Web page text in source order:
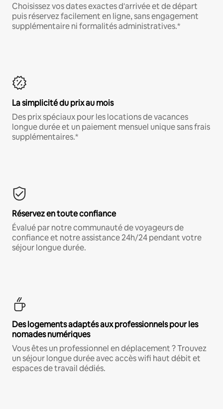
Choisissez vos dates exactes d'arrivée et de départ
puis réservez facilement en ligne, sans engagement
supplémentaire ni formalités administratives.*
La simplicité du prix au mois
Des prix spéciaux pour les locations de vacances
longue durée et un paiement mensuel unique sans frais
supplémentaires.*
Réservez en toute confiance
Évalué par notre communauté de voyageurs de
confiance et notre assistance 24h/24 pendant votre
séjour longue durée.
Des logements adaptés aux professionnels pour les
nomades numériques
Vous êtes un professionnel en déplacement ? Trouvez
un séjour longue durée avec accès wifi haut débit et
espaces de travail dédiés.